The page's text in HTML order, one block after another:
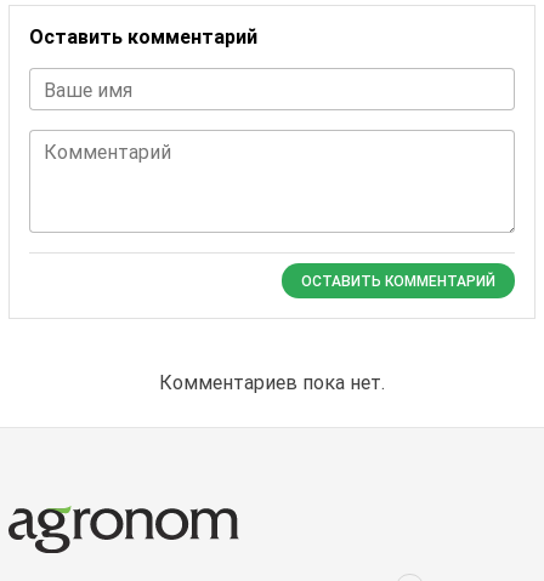
Оставить комментарий
Ваше имя
Комментарий
ОСТАВИТЬ КОММЕНТАРИЙ
Комментариев пока нет.